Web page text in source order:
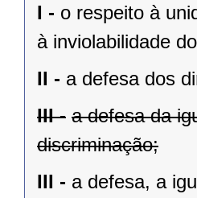
I - o respeito à
à inviolabilidade
II - a defesa dos
III - a defesa da
discriminação;
III - a defesa, a